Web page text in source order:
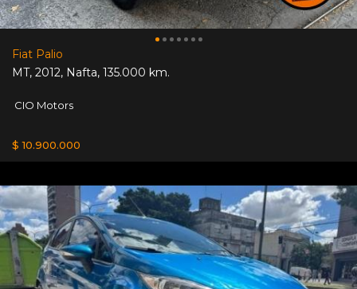
Fiat Palio
MT, 2012, Nafta, 135.000 km.
CIO Motors
$ 10.900.000